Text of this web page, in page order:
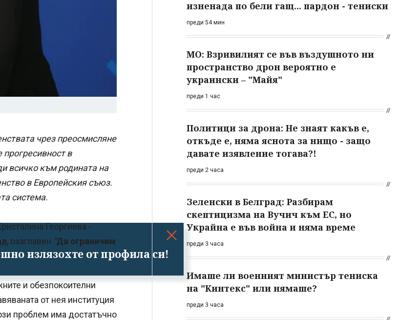
излязохте от профила си!
чрез преосмисляне
в
всичко към родината на
в Европейския съюз.
система.
Георгиева -
, озаглавен "Да ограничим
и обезпокоителни
от нея институция
проблем има достатъчно
изненада по бели гащ... пардон - тениски
преди 54 мин
МО: Взривилият се във въздушното ни
пространство дрон вероятно е
украински – "Майя"
преди 1 час
Политици за дрона: Не знаят какъв е,
откъде е, няма яснота за нищо - защо
давате изявление тогава?!
преди 2 часа
Зеленски в Белград: Разбирам
скептицизма на Вучич към ЕС, но
Украйна е във война и няма време
преди 3 часа
Имаше ли военният министър тениска
на "Кинтекс" или нямаше?
преди 3 часа